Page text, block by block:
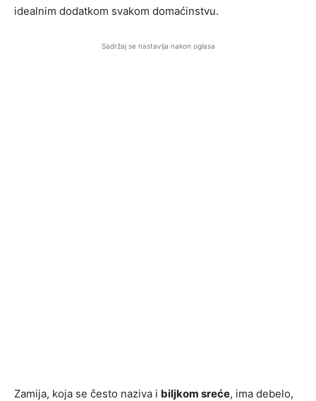
idealnim dodatkom svakom domaćinstvu.
Sadržaj se nastavlja nakon oglasa
Zamija, koja se često naziva i biljkom sreće, ima debelo,